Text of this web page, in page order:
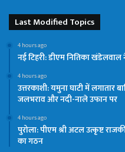
Last Modified Topics
4 hours ago
नई टिहरी: डीएम नितिका
4 hours ago
उत्तरकाशी: यमुना घाटी में लगातार
जलभराव और नदी-नाले उफान पर
4 hours ago
पुरोला: पीएम श्री अटल उत्कृष्ट
का गठन